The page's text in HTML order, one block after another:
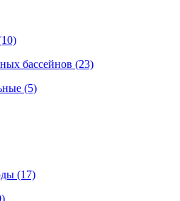
бассейнов (23)
(5)
(17)